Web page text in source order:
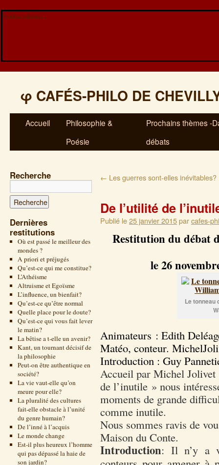
Veuillez patienter...
φ CAFÉS-PHILO DE
Accueil
Philosophie &
Poésie
Prochains thèmes -
débats
Recherche
Dernières
restitutions
Où est passé le meilleur des
mondes ?
A priori et préjugés
Qu’est-ce qui me constitue?
L’Athéisme
Altruisme et Egoïsme
L’influence, un bienfait?
Qu’est-ce qu’être normal
Quelle place pour le doute?
Qu’est-ce qui vous fait lever
le matin?
La bêtise a t-elle un avenir?
Kant, un tournant décisif de
la philosophie
Peut-on être authentique en
société?
La vie vaut-elle qu’on
meure pour elle?
La pluralité des cultures
fait-elle obstacle à l’unité
du genre humain?
De l’inné à l’acquis
Le monde change
Est-il plus heureux l’homme
qui pas dépassé la haie de
son jardin?
← Les guerres sont-elles inévitables?
De l’utilité de
Publié le25 janvier 2015parcafes-
Restitution du débat
le 26
Le tonneau
Animateurs : Edith
Matéo, conteur.
Introduction : Guy
Accueil par Michel
de l’inutile » nous
moments de grande
comme inutile.
Nous sommes ravis de
Maison du Conte.
Introduction: Il n’y a